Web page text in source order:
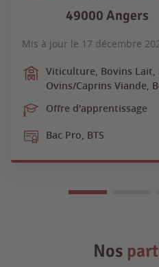
49000 Angers
Mis à jour le 17 décembre
Viticulture, Bovins Lait,
Ovins/Caprins Viande,
Offre d'apprentissage
Bac Pro, BTS
Nos